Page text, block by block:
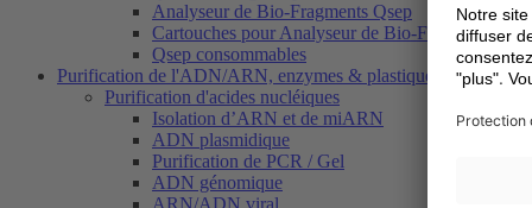
Analyseur de Bio-Fragments Qsep
Cartouches pour Analyseur de Bio-Fragments
Qsep consommables
Purification de l'ADN/ARN, enzymes & plastiques
Purification d'acides nucléiques
Isolation d’ARN et de miARN
ADN plasmidique
Purification de PCR / Gel
ADN génomique
ARN/ADN viral